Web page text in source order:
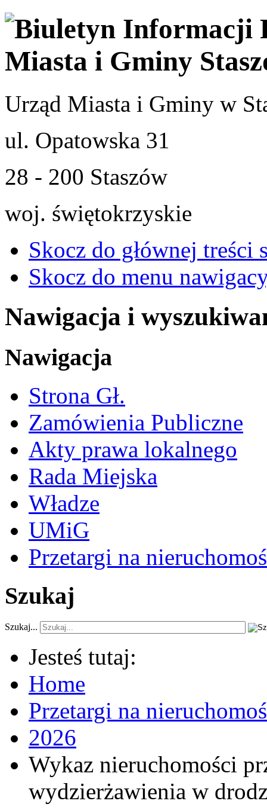
Urząd Miasta i Gminy w
ul. Opatowska 31
28 - 200 Staszów
woj. świętokrzyskie
Skocz do głównej treści
Skocz do menu
Nawigacja i
Nawigacja
Strona Gł.
Zamówienia Publiczne
Akty prawa lokalnego
Rada Miejska
Władze
UMiG
Przetargi na
Szukaj
Szukaj...
Jesteś tutaj:
Home
Przetargi na
2026
Wykaz nieruchomości
wydzierżawienia w